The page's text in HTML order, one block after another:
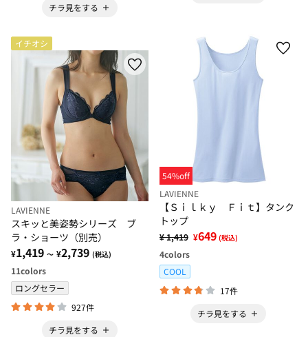
チラ見をする
イチオシ
LAVIENNE
スキッと美姿勢シリーズ ブ
ラ・ショーツ（別売）
¥1,419 ～ ¥2,739 (税込)
11colors
ロングセラー
927件
チラ見をする
54%off
LAVIENNE
【Ｓｉｌｋｙ Ｆｉｔ】タンク
トップ
¥ 1,419 ¥649 (税込)
4colors
COOL
17件
チラ見をする